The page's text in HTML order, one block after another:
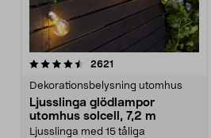
2621
Dekorationsbelysning utomhus
Ljusslinga glödlampor
utomhus solcell, 7,2 m
Ljusslinga med 15 tåliga
4.5 av 5 stjärnor